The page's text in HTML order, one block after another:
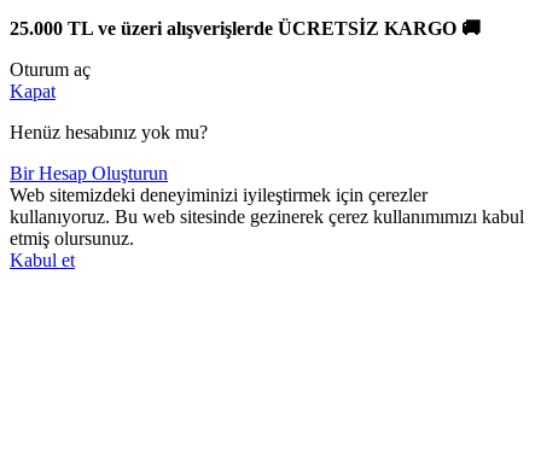
25.000 TL ve üzeri alışverişlerde ÜCRETSİZ KARGO 🚚
Oturum aç
Kapat
Henüz hesabınız yok mu?
Bir Hesap Oluşturun
Web sitemizdeki deneyiminizi iyileştirmek için çerezler
kullanıyoruz. Bu web sitesinde gezinerek çerez kullanımımızı kabul
etmiş olursunuz.
Kabul et